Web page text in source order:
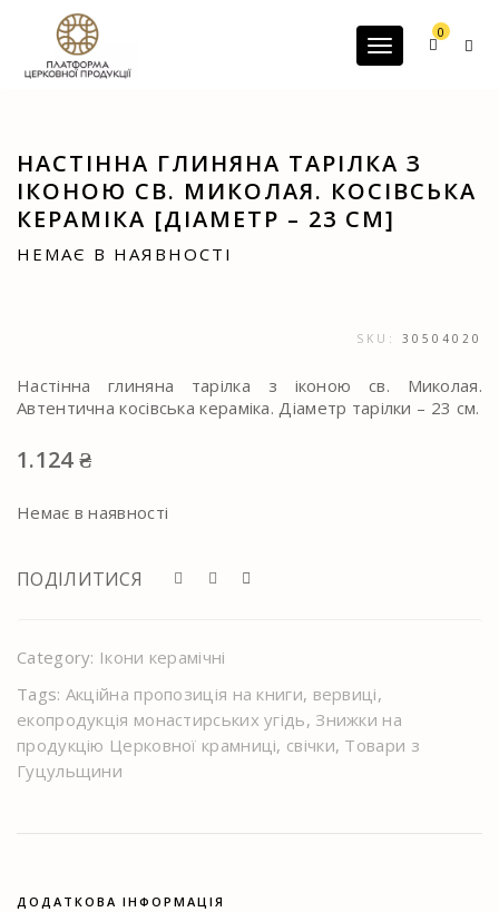
G-60JZFMNRBC
Toggle
0
НАСТІННА ГЛИНЯНА ТАРІЛКА З
ІКОНОЮ СВ. МИКОЛАЯ. КОСІВСЬКА
КЕРАМІКА [ДІАМЕТР – 23 СМ]
НЕМАЄ В НАЯВНОСТІ
SKU: 30504020
Настінна глиняна тарілка з іконою св. Миколая.
Автентична косівська кераміка. Діаметр тарілки – 23 см.
1.124₴
Немає в наявності
ПОДІЛИТИСЯ
Category: Ікони керамічні
Tags: Акційна пропозиція на книги, вервиці,
екопродукція монастирських угідь, Знижки на
продукцію Церковної крамниці, свічки, Товари з
Гуцульщини
ДОДАТКОВА ІНФОРМАЦІЯ